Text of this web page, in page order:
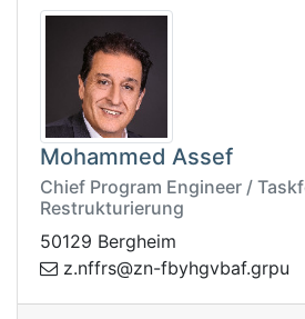
Mohammed Assef
Chief Program Engineer /
Restrukturierung
50129 Bergheim
uprg.fabvghybf-nz@srffn.z